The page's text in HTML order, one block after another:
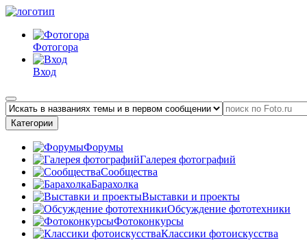
Фотогора
Вход
Категории
Форумы
Галерея фотографий
Сообщества
Барахолка
Выставки и проекты
Обсуждение фототехники
Фотоконкурсы
Классики фотоискусства